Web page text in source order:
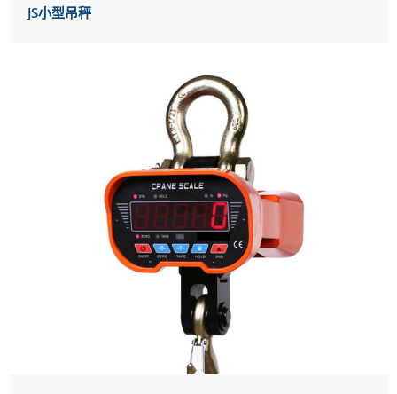
JS小型吊秤